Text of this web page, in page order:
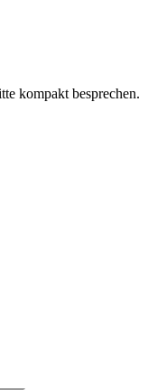
kompakt besprechen.